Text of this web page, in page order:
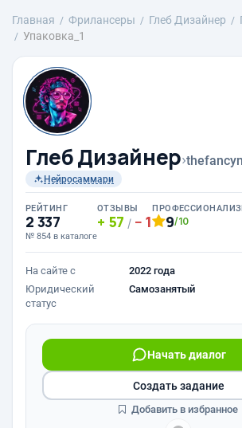
Главная Фрилансеры Глеб Дизайнер
Упаковка_1
Глеб Дизайнер›
Нейросаммари
РЕЙТИНГ
2 337
№ 854 в каталоге
ОТЗЫВЫ
57 / 1 9/10
На сайте с
2022 года
Юридический
статус
Самозанятый
Начать диалог
Создать задание
Добавить в избранное